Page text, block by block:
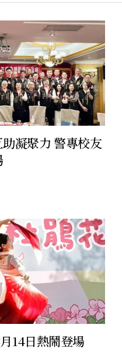
凝聚力 警專校友
14日熱鬧登場